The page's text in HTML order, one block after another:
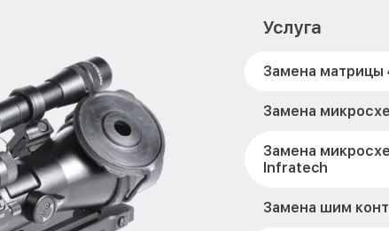
Услуга
Замена
Замена
Замена
Infratech
Замена шим